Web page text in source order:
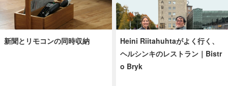
新聞とリモコンの同時収納
Heini Riitahuhtaがよく行く、
ヘルシンキのレストラン｜Bistr
o Bryk